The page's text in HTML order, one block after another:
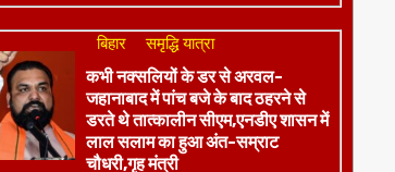
बिहार समृद्धि यात्रा
कभी नक्सलियों के डर से अरवल-
जहानाबाद में पांच बजे के बाद ठहरने से
डरते थे तात्कालीन सीएम,एनडीए शासन में
लाल सलाम का हुआ अंत-सम्राट
चौधरी,गृह मंत्री